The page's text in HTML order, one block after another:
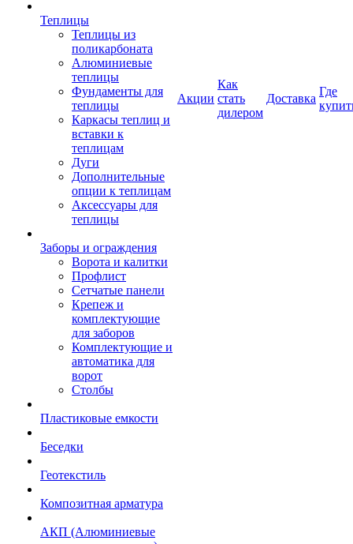
Теплицы
Теплицы из
поликарбоната
Алюминиевые
теплицы
Фундаменты для
теплицы
Каркасы теплиц и
вставки к
теплицам
Дуги
Дополнительные
опции к теплицам
Аксессуары для
теплицы
Заборы и ограждения
Ворота и калитки
Профлист
Сетчатые панели
Крепеж и
комплектующие
для заборов
Комплектующие и
автоматика для
ворот
Столбы
Пластиковые емкости
Беседки
Геотекстиль
Композитная арматура
АКП (Алюминиевые
Акции
Как
стать
дилером
Доставка
Где